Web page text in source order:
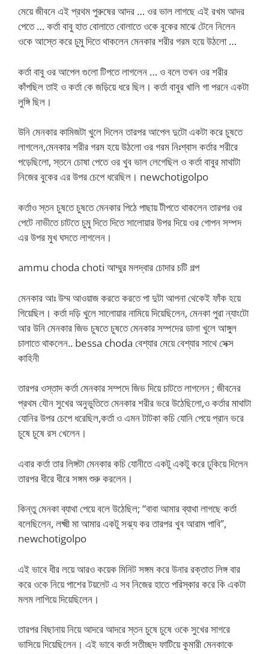
মেয়ে জীবনে এই প্রথম পুরুষের আদর … ওর ভাল লাগছে এই রখম আদর
পেতে … কর্তা বাবু হাত বোলাতে বোলাতে ওকে বুকের মাঝে টেনে নিলেন
ওকে আস্তে করে চুমু দিতে থাকলেন মেনকার শরীর গরম হয়ে উঠলো …
কর্তা বাবু ওর আপেল গুলো টিপতে লাগলেন … ও বলে তখন ওর শরীর
কাঁপছিল তাই ও কর্তা কে জড়িয়ে ধরে ছিল। কর্তা বাবুর খালি গা পরনে একটা
লুঙ্গি ছিল।
উনি মেনকার কামিজটা খুলে দিলেন তারপর আপেল দুটো একটা করে চুষতে
লাগলেন,মেনকার শরীর গরম হয়ে উঠলো ওর গরম নিঃশ্বাস কর্তার শরীরে
পড়েছিলো, স্তনে চোষা পেতে ওর খুব ভাল লেগেছিল ও কর্তা বাবুর মাথাটা
নিজের বুকের এর উপর চেপে ধরেছিল। newchotigolpo
কর্তাও স্তন চুষতে চুষতে মেনকার পিঠে পাছায় টীপতে থাকলেন তারপর ওর
পেটে নাভীতে চাটতে চুমু দিতে দিতে সালোয়ার উপর দিয়ে ওর গোপন সম্পদ
এর উপর মুখ ঘসতে লাগলেন।
ammu choda choti আম্মুর মলদ্বার চোদার চটি গল্প
মেনকার আঃ উম্ম আওয়াজ করতে করতে পা দুটা আপনা থেকেই ফাঁক হয়ে
গিয়েছিল। কর্তা দড়ি খুলে সালোয়ার নামিয়ে দিয়েছিলেন, মেনকা পুরা ন্যাংটো
আর উনি মেনকার জিভ চুষতে চুষতে মেনকার সম্পদের ডালা খুলে আঙ্গুল
চালাতে থাকলেন.. bessa choda বেশ্যার মেয়ে বেশ্যার সাথে সেক্স
কাহিনী
তারপর ওস্তাদ কর্তা মেনকার সম্পদে জিভ দিয়ে চাটতে লাগলেন ; জীবনের
প্রথম যৌন সুখের অনুভুতিতে মেনকার শরীর ভরে উঠেছিলো,ও কর্তার মাথাটা
যোনির উপর চেপে ধরেছিল,কর্তা ও এমন টাটকা কচি যোনি পেয়ে প্রান ভরে
চুষে চুষে রস খেলেন।
এবার কর্তা তার লিঙ্গটা মেনকার কচি যোনীতে একটু একটু করে ঢুকিয়ে দিলেন
তারপর ধীরে ধীরে সঙ্গম শুরু করলেন।
কিন্তু মেনকা ব্যাথা পেয়ে বলে উঠেছিল; “বাবা আমার ব্যাথা লাগছে কর্তা
বলেছিলেন, লক্ষ্মী মা আমার একটু সঝ্য কর তারপর খুব আরাম পাবি”,
newchotigolpo
এই ভাবে ধীর লয়ে আরও কয়েক মিনিট সঙ্গম করে উনার রক্তাত লিঙ্গ বার
করে ওকে নিয়ে পাশের টয়লেট এ সব নিজের হাতে পরিস্কার করে কি একটা
মলম লাগিয়ে দিয়েছিলেন।
তারপর বিছানায় নিয়ে আদরে আদরে স্তন চুষে চুষে ওকে সুখের সাগরে
ভাসিয়ে দিয়েছিলেন। এই ভাবে কর্তা সতীচ্ছদ ফাটিয়ে কুমারী মেনকাকে